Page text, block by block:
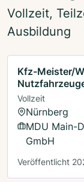
Vollzeit,
Ausbildung
Kfz-Meister/
Vollzeit
Nürnberg
MDU Main-
GmbH
Veröffentlicht